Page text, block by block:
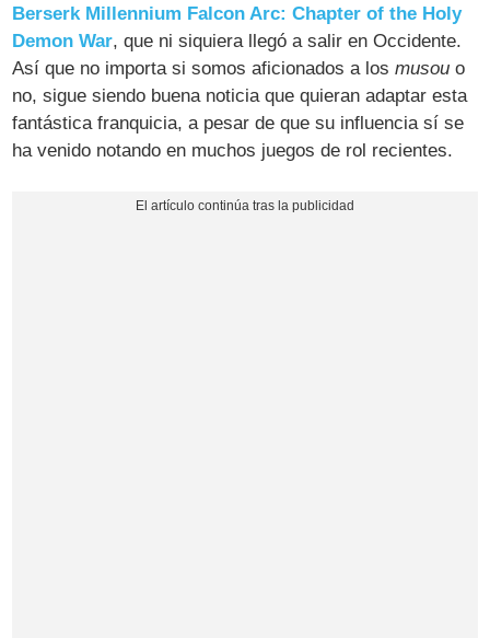
Berserk Millennium Falcon Arc: Chapter of the Holy
Demon War, que ni siquiera llegó a salir en Occidente.
Así que no importa si somos aficionados a losmusou o
no, sigue siendo buena noticia que quieran adaptar esta
fantástica franquicia, a pesar de que su influencia sí se
ha venido notando en muchos juegos de rol recientes.